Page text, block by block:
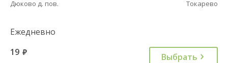
Дюково д. пов. Токарево
Ежедневно
19 руб. Выбрать